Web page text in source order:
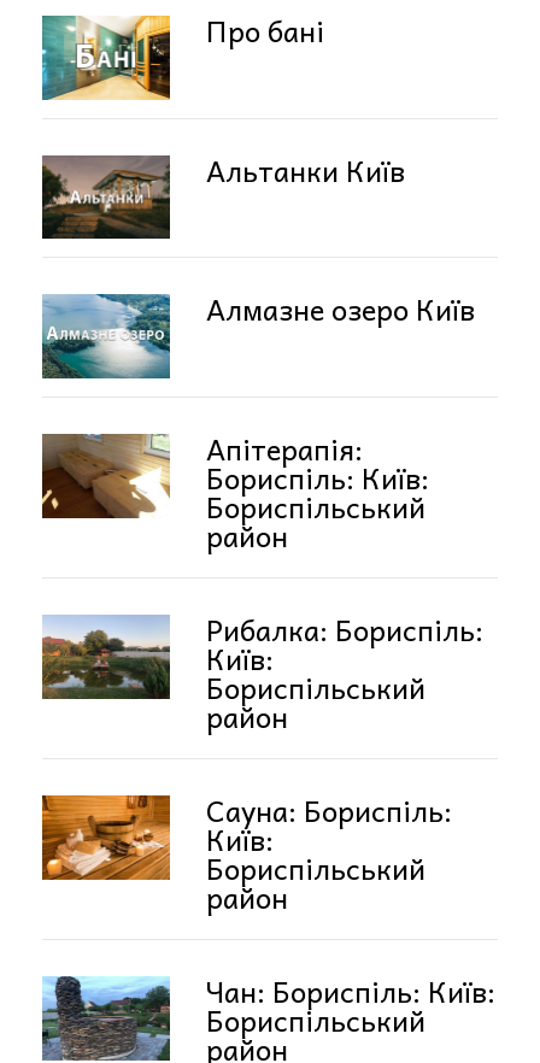
Про бані
Альтанки Київ
Алмазне озеро Київ
Апітерапія:
Бориспіль: Київ:
Бориспільський
район
Рибалка: Бориспіль:
Київ:
Бориспільський
район
Сауна: Бориспіль:
Київ:
Бориспільський
район
Чан: Бориспіль: Київ:
Бориспільський
район